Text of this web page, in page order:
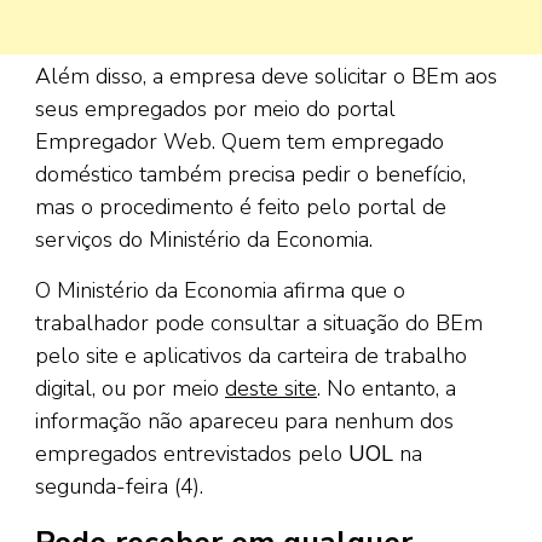
Além disso, a empresa deve solicitar o BEm aos
seus empregados por meio do portal
Empregador Web. Quem tem empregado
doméstico também precisa pedir o benefício,
mas o procedimento é feito pelo portal de
serviços do Ministério da Economia.
O Ministério da Economia afirma que o
trabalhador pode consultar a situação do BEm
pelo site e aplicativos da carteira de trabalho
digital, ou por meio deste site. No entanto, a
informação não apareceu para nenhum dos
empregados entrevistados pelo UOL na
segunda-feira (4).